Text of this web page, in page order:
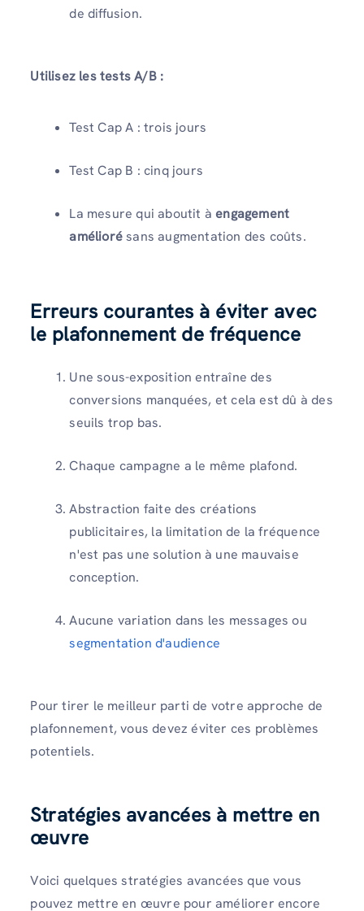
de diffusion.
Utilisez les tests A/B :
Test Cap A : trois jours
Test Cap B : cinq jours
La mesure qui aboutit àengagement
améliorésans augmentation des coûts.
Erreurs courantes à éviter avec
le plafonnement de fréquence
Une sous-exposition entraîne des
conversions manquées, et cela est dû à des
seuils trop bas.
Chaque campagne a le même plafond.
Abstraction faite des créations
publicitaires, la limitation de la fréquence
n'est pas une solution à une mauvaise
conception.
Aucune variation dans les messages ou
segmentation d'audience
Pour tirer le meilleur parti de votre approche de
plafonnement, vous devez éviter ces problèmes
potentiels.
Stratégies avancées à mettre en
œuvre
Voici quelques stratégies avancées que vous
pouvez mettre en œuvre pour améliorer encore